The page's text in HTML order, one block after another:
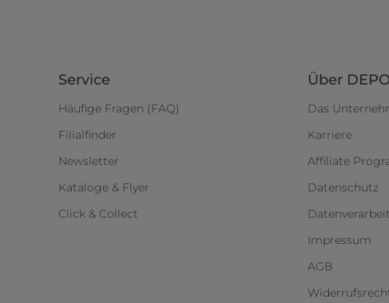
Service
Häufige Fragen (FAQ)
Filialfinder
Newsletter
Kataloge & Flyer
Click & Collect
Über
Das
Karriere
Affiliate
Datenschutz
Impressum
AGB